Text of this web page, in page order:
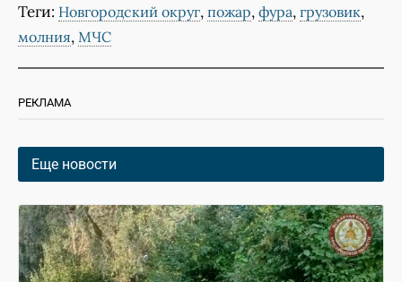
Теги: Новгородский округ, пожар, фура, грузовик,
молния, МЧС
РЕКЛАМА
Еще новости